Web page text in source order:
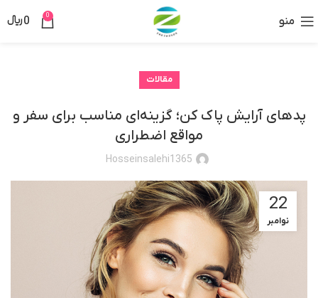
منو 0
0﷼
مقالات
پدهای آرایش پاک کن؛ گزینه‌ای مناسب برای سفر و
مواقع اضطراری
Hosseinsalehi1365
22
نوامبر